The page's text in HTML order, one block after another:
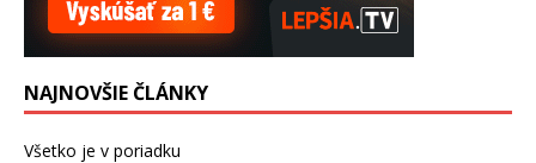
NAJNOVŠIE ČLÁNKY
Všetko je v poriadku